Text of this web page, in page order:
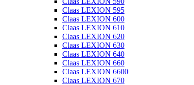
Claas LEXION 595
Claas LEXION 600
Claas LEXION 610
Claas LEXION 620
Claas LEXION 630
Claas LEXION 640
Claas LEXION 660
Claas LEXION 6600
Claas LEXION 670